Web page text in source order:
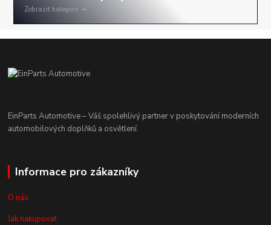
Zobrazit kategorii
EinParts Automotive – Váš spolehlivý partner v poskytování moderních
automobilových doplňků a osvětlení.
Informace pro zákazníky
O nás
Jak nakupovat